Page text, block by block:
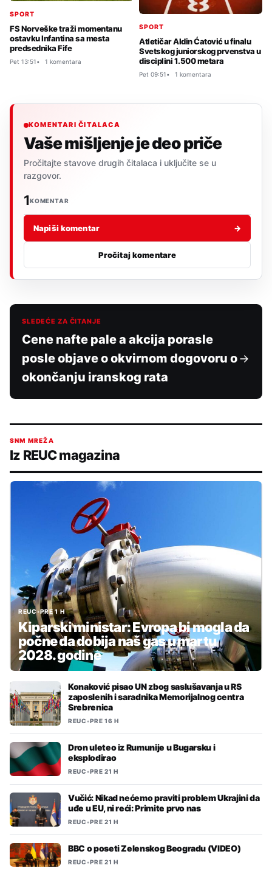
SPORT
FS Norveške traži momentanu
ostavku Infantina sa mesta
predsednika Fife
Pet 13:51 1 komentara
SPORT
Atletičar Aldin Ćatović u finalu
Svetskog juniorskog prvenstva u
disciplini 1.500 metara
Pet 09:51 1 komentara
KOMENTARI ČITALACA
Vaše mišljenje je deo priče
Pročitajte stavove drugih čitalaca i uključite se u
razgovor.
1KOMENTAR
Napiši komentar →
Pročitaj komentare
SLEDEĆE ZA ČITANJE
Cene nafte pale a akcija porasle
posle objave o okvirnom dogovoru o
okončanju iranskog rata
SNM MREŽA
Iz REUC magazina
REUC•PRE 1 H
Kiparski ministar: Evropa bi mogla da
počne da dobija naš gas u martu
2028. godine
Konaković pisao UN zbog saslušavanja u RS
zaposlenih i saradnika Memorijalnog centra
Srebrenica
REUC•PRE 16 H
Dron uleteo iz Rumunije u Bugarsku i
eksplodirao
REUC•PRE 21 H
Vučić: Nikad nećemo praviti problem Ukrajini da
uđe u EU, ni reći: Primite prvo nas
REUC•PRE 21 H
BBC o poseti Zelenskog Beogradu (VIDEO)
REUC•PRE 21 H